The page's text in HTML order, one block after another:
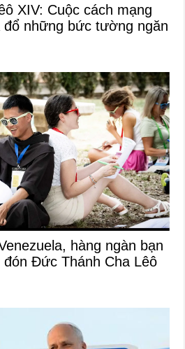
XIV: Cuộc cách mạng
đổ những bức tường ngăn
hàng ngàn bạn
Đức Thánh Cha Lêô